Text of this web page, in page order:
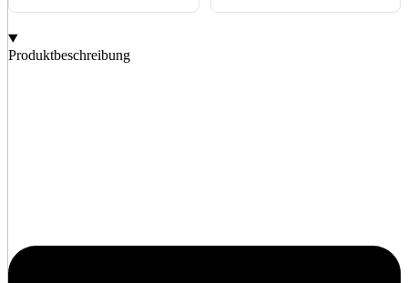
Produktbeschreibung